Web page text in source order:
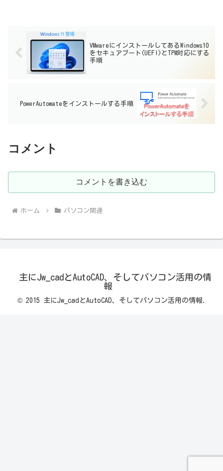
VMwareにインストールしてあるWindows10
をセキュアブート(UEFI)とTPM対応にする
手順
PowerAutomateをインストールする手順
コメント
コメントを書き込む
ホーム パソコン関連
主にJw_cadとAutoCAD、そしてパソコン活用の情
報
© 2015 主にJw_cadとAutoCAD、そしてパソコン活用の情報.